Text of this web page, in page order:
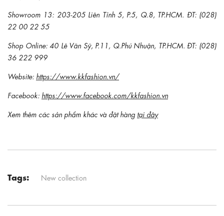
Showroom 13: 203-205 Liên Tỉnh 5, P.5, Q.8, TP.HCM. ĐT: (028)
22 00 22 55
Shop Online: 40 Lê Văn Sỹ, P.11, Q.Phú Nhuận, TP.HCM. ĐT: (028)
36 222 999
Website: https://www.kkfashion.vn/
Facebook: https://www.facebook.com/kkfashion.vn
Xem thêm các sản phẩm khác và đặt hàng tại đây
Tags: New collection